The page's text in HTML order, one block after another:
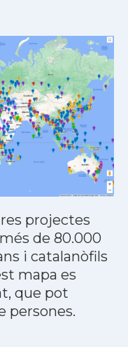
projectes
de 80.000
i catalanòfils
mapa es
que pot
persones.